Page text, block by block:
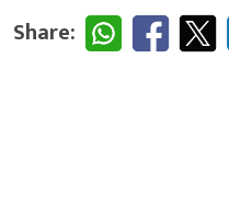
Share: